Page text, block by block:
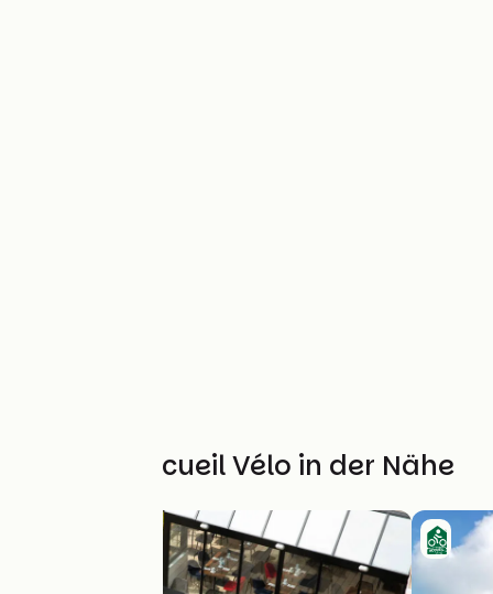
Weitere Accueil Vélo in der Nähe